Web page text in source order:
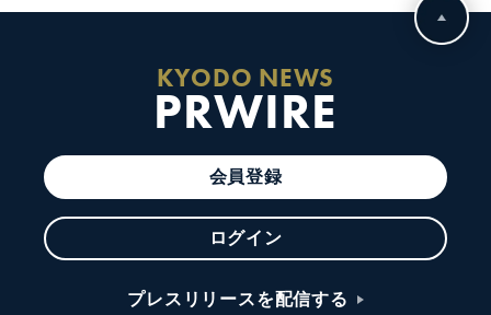
KYODO NEWS
PRWIRE
会員登録
ログイン
プレスリリースを配信する